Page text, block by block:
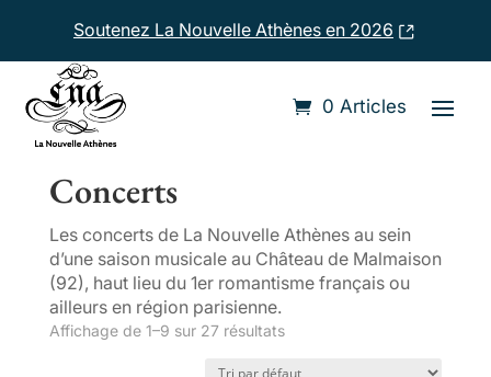
Soutenez La Nouvelle Athènes en 2026
0 Articles
Accueil/ Concerts
Concerts
Les concerts de La Nouvelle Athènes au sein
d’une saison musicale au Château de Malmaison
(92), haut lieu du 1er romantisme français ou
ailleurs en région parisienne.
Affichage de 1–9 sur 27 résultats